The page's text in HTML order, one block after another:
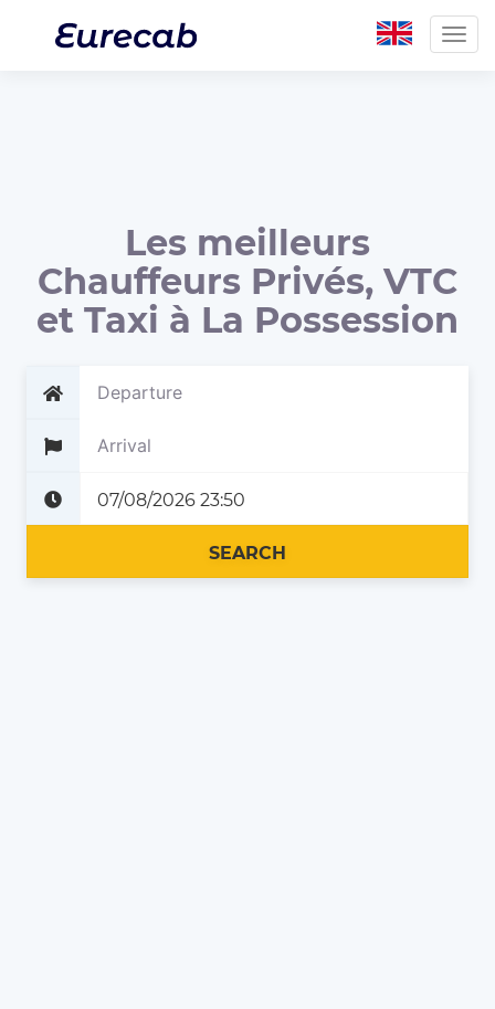
Les meilleurs
Chauffeurs Privés, VTC
et Taxi à La Possession
SEARCH